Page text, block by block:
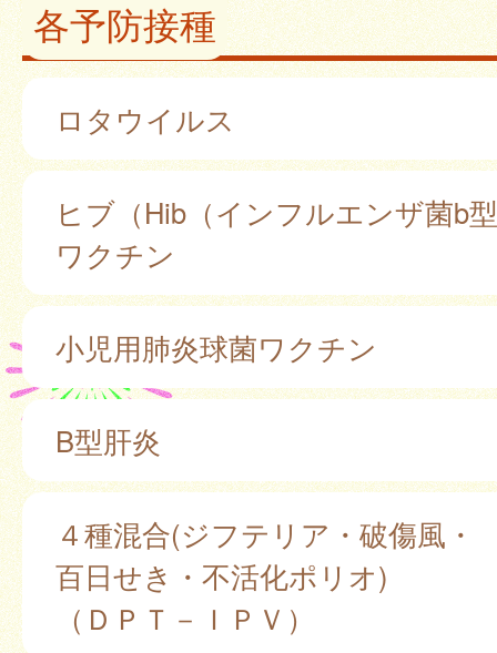
各予防接種
ロタウイルス
ヒブ（Hib（インフルエンザ菌b
ワクチン
小児用肺炎球菌ワクチン
B型肝炎
４種混合(ジフテリア・破傷風・
百日せき・不活化ポリオ)
（ＤＰＴ－ＩＰＶ）